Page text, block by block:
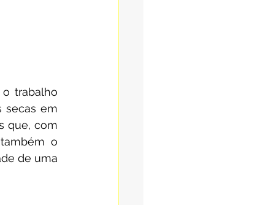
trabalho
secas em
que, com
o
de uma